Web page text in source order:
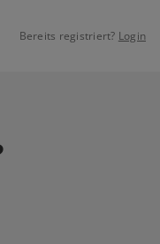
Bereits registriert? Login